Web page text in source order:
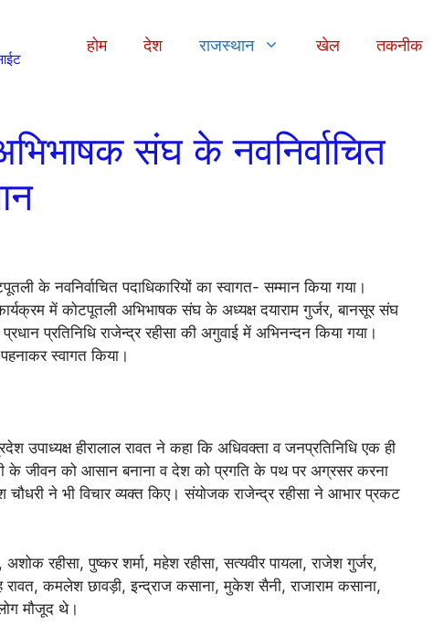
होम देश राजस्थान खेल तकनीक
संघ के नवनिर्वाचित
के नवनिर्वाचित पदाधिकारियों का स्वागत- सम्मान किया गया।
में कोटपूतली अभिभाषक संघ के अध्यक्ष दयाराम गुर्जर, बानसूर संघ
प्रतिनिधि राजेन्द्र रहीसा की अगुवाई में अभिनन्दन किया गया।
पहनाकर स्वागत किया।
उपाध्यक्ष हीरालाल रावत ने कहा कि अधिवक्ता व जनप्रतिनिधि एक ही
के जीवन को आसान बनाना व देश को प्रगति के पथ पर अग्रसर करना
ने भी विचार व्यक्त किए। संयोजक राजेन्द्र रहीसा ने आभार प्रकट
रहीसा, पुष्कर शर्मा, महेश रहीसा, सत्यवीर पायला, राजेश गुर्जर,
कमलेश छावड़ी, इन्द्राज कसाना, मुकेश सैनी, राजाराम कसाना,
मौजूद थे।